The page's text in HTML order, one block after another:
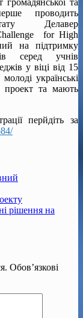
та
проводить
Делавер
for High
на підтримку
серед учнів
у віці від 15
українські
проект та мають
перйдіть за
рішення на
Обов’язкові